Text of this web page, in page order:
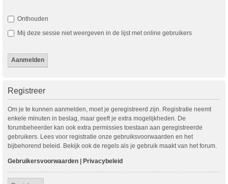
Onthouden
Mij deze sessie niet weergeven in de lijst met online gebruikers
Registreer
Om je te kunnen aanmelden, moet je geregistreerd zijn. Registratie neemt
enkele minuten in beslag, maar geeft je extra mogelijkheden. De
forumbeheerder kan ook extra permissies toestaan aan geregistreerde
gebruikers. Lees voor registratie onze gebruiksvoorwaarden en het
bijbehorend beleid. Bekijk ook de regels als je gebruik maakt van het forum.
Gebruikersvoorwaarden | Privacybeleid